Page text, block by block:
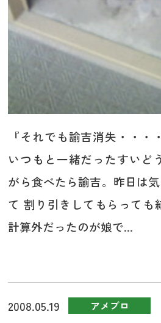
『それでも諭吉消失・・・
いつもと一緒だったすいど
がら食べたら諭吉。昨日は
て 割り引きしてもらっても
計算外だったのが娘で...
2008.05.19 アメブロ